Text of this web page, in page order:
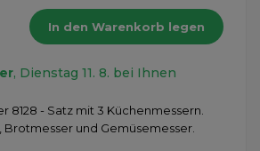
In den Warenkorb legen
, Dienstag 11. 8. bei Ihnen
8128 - Satz mit 3 Küchenmessern.
Brotmesser und Gemüsemesser.